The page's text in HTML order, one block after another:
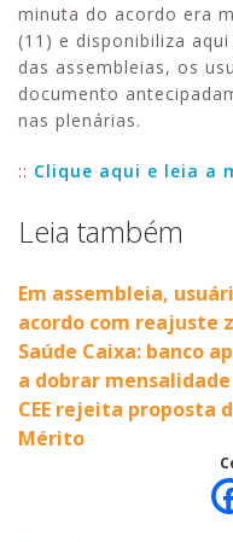
minuta do acordo era
(11) e disponibiliza
das assembleias, os
documento
nas plenárias.
:: Clique aqui e leia a
Leia também
Em assembleia,
acordo com reajuste
Saúde Caixa: banco
a dobrar mensalidade
CEE rejeita proposta
Mérito